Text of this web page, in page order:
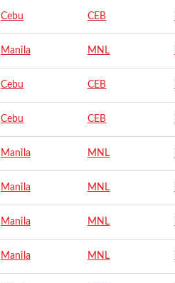
Cebu CEB
Manila MNL
Cebu CEB
Cebu CEB
Manila MNL
Manila MNL
Manila MNL
Manila MNL